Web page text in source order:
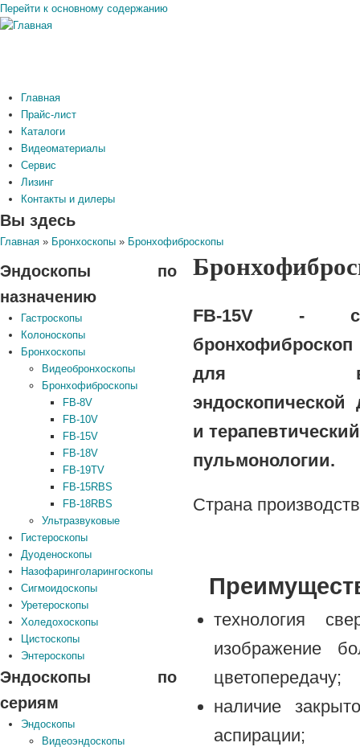
Перейти к основному содержанию
Главная
Прайс-лист
Каталоги
Видеоматериалы
Сервис
Лизинг
Контакты и дилеры
Вы здесь
Главная » Бронхоскопы » Бронхофиброскопы
FB-15V -
для
эндоскопической
и
пульмонологии.
Страна
технология
изображение
цветопередачу;
наличие
аспирации;
Эндоскопы по
назначению
Гастроскопы
Колоноскопы
Бронхоскопы
Видеобронхоскопы
Бронхофиброскопы
FB-8V
FB-10V
FB-15V
FB-18V
FB-19TV
FB-15RBS
FB-18RBS
Ультразвуковые
Гистероскопы
Дуоденоскопы
Назофаринголарингоскопы
Сигмоидоскопы
Уретероскопы
Холедохоскопы
Цистоскопы
Энтероскопы
Эндоскопы по
сериям
Эндоскопы
Видеоэндоскопы